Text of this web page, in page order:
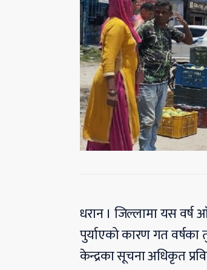
धरान । जिल्लामा यस
पुर्याएको कारण गत
केन्द्रका सूचना अधिकृत